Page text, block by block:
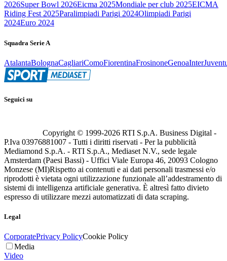
2026Super Bowl 2026Eicma 2025Mondiale per club 2025EICMA
Riding Fest 2025Paralimpiadi Parigi 2024Olimpiadi Parigi
2024Euro 2024
Squadra Serie A
AtalantaBolognaCagliariComoFiorentinaFrosinoneGenoaInter
Seguici su
Copyright © 1999-2026 RTI S.p.A. Business Digital -
P.Iva 03976881007 - Tutti i diritti riservati - Per la pubblicità
Mediamond S.p.A. - RTI S.p.A., Mediaset N.V., sede legale
Amsterdam (Paesi Bassi) - Uffici Viale Europa 46, 20093 Cologno
Monzese (MI)Rispetto ai contenuti e ai dati personali trasmessi e/o
riprodotti è vietata ogni utilizzazione funzionale all’addestramento di
sistemi di intelligenza artificiale generativa. È altresì fatto divieto
espresso di utilizzare mezzi automatizzati di data scraping.
Legal
CorporatePrivacy PolicyCookie Policy
Media
Video